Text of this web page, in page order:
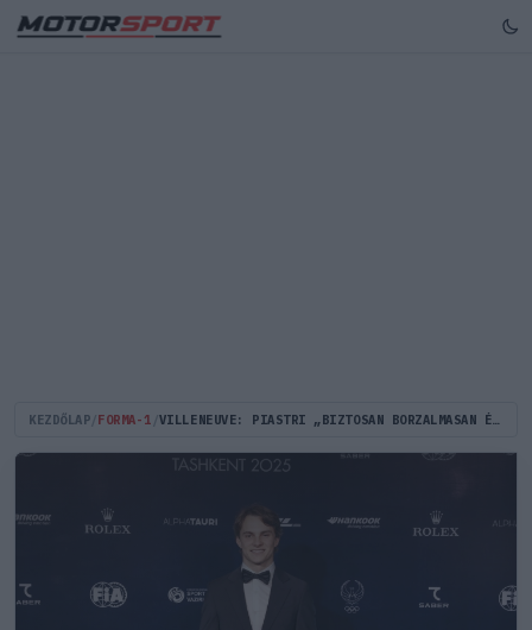
KEZDŐLAP FORMA-1 VILLENEUVE: PIASTRI „BIZTOSAN BORZALMASAN ÉRZI MAGÁT” A BAJNOKI CÍM ELVESZTÉSE MIATT